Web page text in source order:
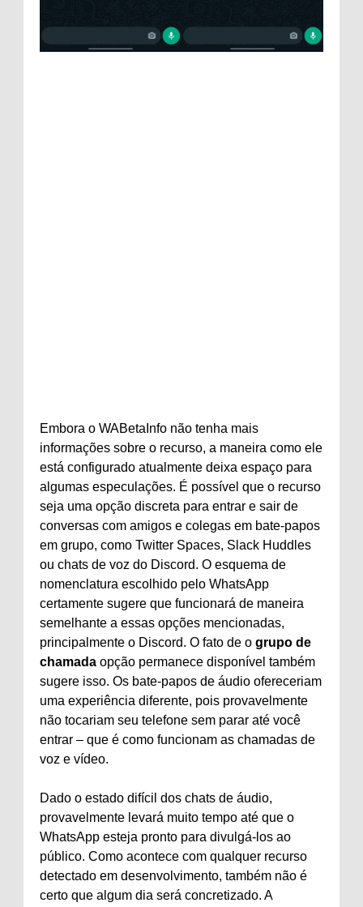
Embora o WABetaInfo não tenha mais
informações sobre o recurso, a maneira como ele
está configurado atualmente deixa espaço para
algumas especulações. É possível que o recurso
seja uma opção discreta para entrar e sair de
conversas com amigos e colegas em bate-papos
em grupo, como Twitter Spaces, Slack Huddles
ou chats de voz do Discord. O esquema de
nomenclatura escolhido pelo WhatsApp
certamente sugere que funcionará de maneira
semelhante a essas opções mencionadas,
principalmente o Discord. O fato de o grupo de
chamada opção permanece disponível também
sugere isso. Os bate-papos de áudio ofereceriam
uma experiência diferente, pois provavelmente
não tocariam seu telefone sem parar até você
entrar – que é como funcionam as chamadas de
voz e vídeo.
Dado o estado difícil dos chats de áudio,
provavelmente levará muito tempo até que o
WhatsApp esteja pronto para divulgá-los ao
público. Como acontece com qualquer recurso
detectado em desenvolvimento, também não é
certo que algum dia será concretizado. A